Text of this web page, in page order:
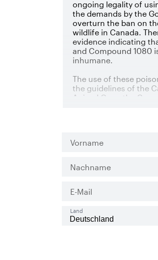
Vorname
Nachname
E-Mail
Land